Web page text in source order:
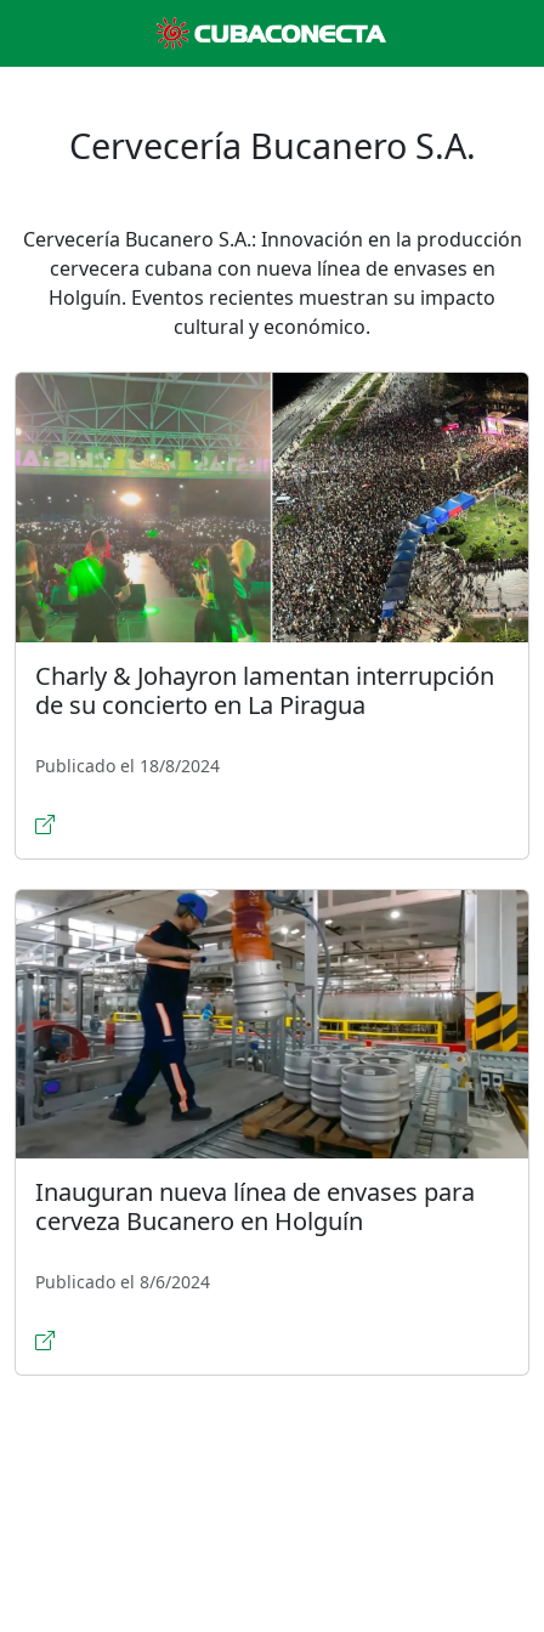
Cervecería Bucanero S.A.
Cervecería Bucanero S.A.: Innovación en la producción
cervecera cubana con nueva línea de envases en
Holguín. Eventos recientes muestran su impacto
cultural y económico.
Charly & Johayron lamentan interrupción
de su concierto en La Piragua
Publicado el 18/8/2024
Inauguran nueva línea de envases para
cerveza Bucanero en Holguín
Publicado el 8/6/2024